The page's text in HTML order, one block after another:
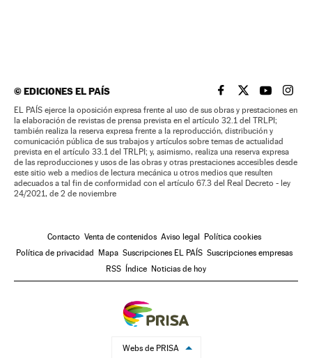
©EDICIONES EL PAÍS EL PAÍS BRASIL EN
EL PAÍSEL PAÍS
EL
EL PAÍS ejerce la oposición expresa frente al uso de sus obras y prestaciones en
la elaboración de revistas de prensa prevista en el artículo 32.1 del TRLPI;
también realiza la reserva expresa frente a la reproducción, distribución y
comunicación pública de sus trabajos y artículos sobre temas de actualidad
prevista en el artículo 33.1 del TRLPI; y, asimismo, realiza una reserva expresa
de las reproducciones y usos de las obras y otras prestaciones accesibles desde
este sitio web a medios de lectura mecánica u otros medios que resulten
adecuados a tal fin de conformidad con el artículo 67.3 del Real Decreto - ley
24/2021, de 2 de noviembre
Contacto Venta de contenidos Aviso legal Política cookies
Política de privacidad Mapa Suscripciones EL PAÍS Suscripciones empresas
RSS Índice Noticias de hoy
Webs de PRISA